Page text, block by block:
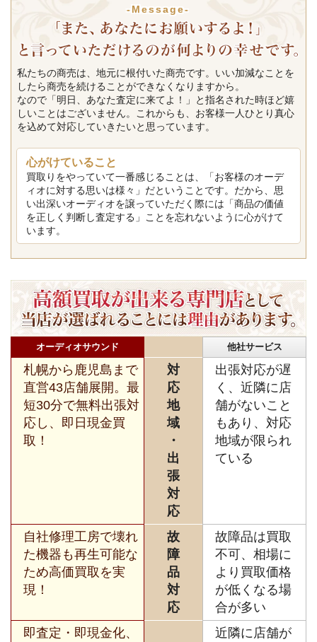
-Message-
私たちの商売は、地元に根付いた商売です。いい加減なことを
したら商売を続けることができなくなりますから。
なので「明日、あなた査定に来てよ！」と指名された時ほど嬉
しいことはございません。これからも、お客様一人ひとり真心
を込めて対応していきたいと思っています。
心がけていること
買取りをやっていて一番感じることは、「お客様のオーデ
ィオに対する思いは様々」だということです。だから、思
い出深いオーディオを譲っていただく際には「商品の価値
を正しく判断し査定する」ことを忘れないように心がけて
います。
オーディオサウンド 他社サービス
札幌から鹿児島まで
直営43店舗展開。最
短30分で無料出張対
応し、即日現金買
取！
対
応
地
域
・
出
張
対
応
出張対応が遅
く、近隣に店
舗がないこと
もあり、対応
地域が限られ
ている
自社修理工房で壊れ
た機器も再生可能な
ため高価買取を実
現！
故
障
品
対
応
故障品は買取
不可、相場に
より買取価格
が低くなる場
合が多い
即査定・即現金化、
近隣に店舗が